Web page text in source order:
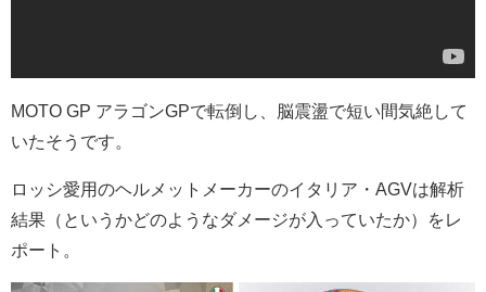
MOTO GP アラゴンGPで転倒し、脳震盪で短い間気絶して
いたそうです。
ロッシ愛用のヘルメットメーカーのイタリア・AGVは解析
結果（というかどのようなダメージが入っていたか）をレ
ポート。